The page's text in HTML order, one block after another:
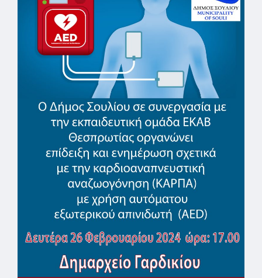
data ©
OpenStreetMap
contributors,
CC-BY-SA,